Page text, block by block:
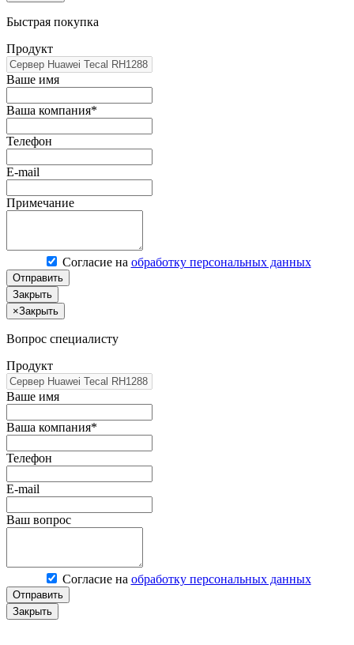
Быстрая покупка
Продукт
Ваше имя
Ваша компания*
Телефон
E-mail
Примечание
Согласие на обработку персональных данных
Отправить
Закрыть
×Закрыть
Вопрос специалисту
Продукт
Ваше имя
Ваша компания*
Телефон
E-mail
Ваш вопрос
Согласие на обработку персональных данных
Отправить
Закрыть